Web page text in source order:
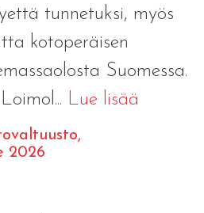
tunnetuksi, myös
kotoperäisen
Suomessa.
Lue lisää
2026